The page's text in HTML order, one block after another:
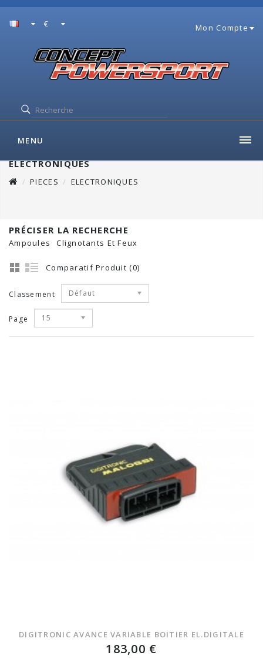
Mon Compte
€
MENU
ELECTRONIQUES
PIECES ELECTRONIQUES
PRÉCISER LA RECHERCHE
Ampoules Clignotants Et Feux
Comparatif Produit (0)
Classement Défaut
Page 15
DIGITRONIC AVANCE VARIABLE BOITIER EL.DIGITALE
183,00 €